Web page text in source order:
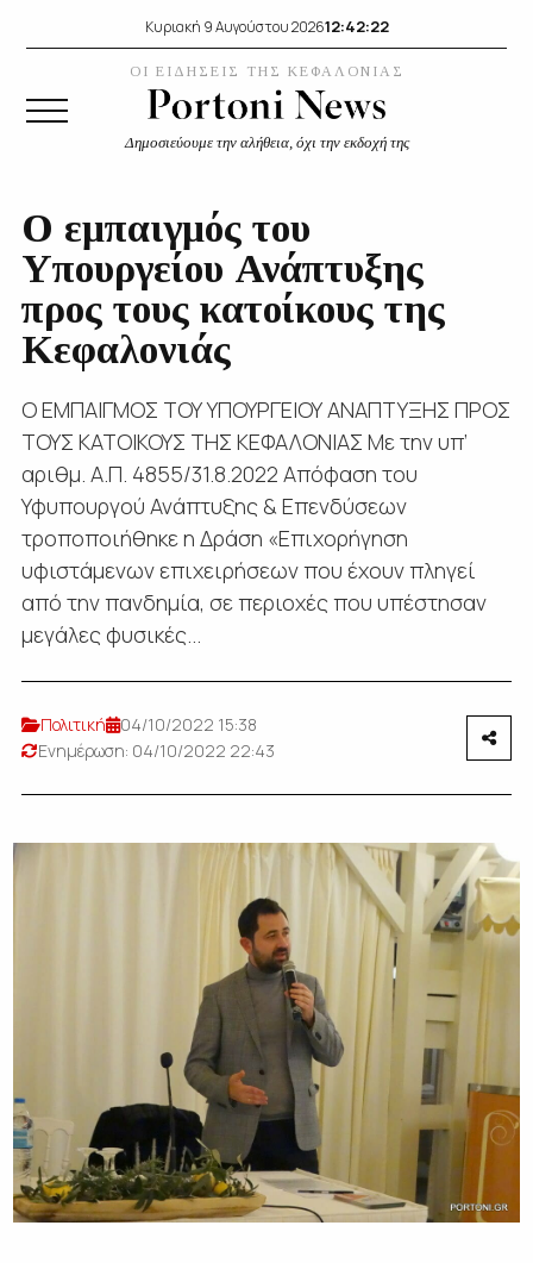
Κυριακή 9 Αυγούστου 202612:42:23
ΟΙ ΕΙΔΗΣΕΙΣ ΤΗΣ ΚΕΦΑΛΟΝΙΑΣ
Δημοσιεύουμε την αλήθεια, όχι την εκδοχή της
Ο εμπαιγμός του
Υπουργείου Ανάπτυξης
προς τους κατοίκους της
Κεφαλονιάς
Ο ΕΜΠΑΙΓΜΟΣ ΤΟΥ ΥΠΟΥΡΓΕΙΟΥ ΑΝΑΠΤΥΞΗΣ ΠΡΟΣ
ΤΟΥΣ ΚΑΤΟΙΚΟΥΣ ΤΗΣ ΚΕΦΑΛΟΝΙΑΣ Με την υπ’
αριθμ. Α.Π. 4855/31.8.2022 Απόφαση του
Υφυπουργού Ανάπτυξης & Επενδύσεων
τροποποιήθηκε η Δράση «Επιχορήγηση
υφιστάμενων επιχειρήσεων που έχουν πληγεί
από την πανδημία, σε περιοχές που υπέστησαν
μεγάλες φυσικές...
Πολιτική
04/10/2022 15:38
Ενημέρωση: 04/10/2022 22:43